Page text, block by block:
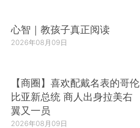
心智｜教孩子真正阅读
2026年08月09日
【商圈】喜欢配戴名表的哥伦
比亚新总统 商人出身拉美右
翼又一员
2026年08月09日